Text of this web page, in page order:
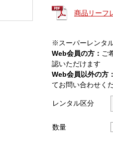
商品リーフ
※スーパーレンタ
Web会員の方： ご
認いただけます
Web会員以外の方：
てお問い合わせく
レンタル区分
数量